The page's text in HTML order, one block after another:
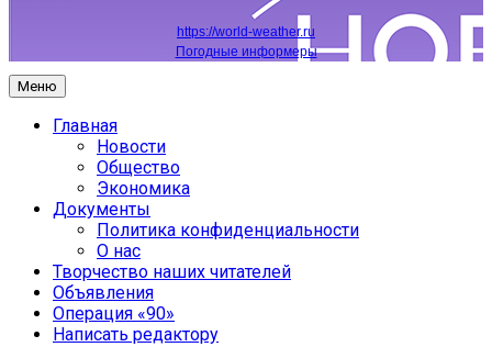
https://world-weather.ru
Погодные информеры
Меню
Главная
Новости
Общество
Экономика
Документы
Политика конфиденциальности
О нас
Творчество наших читателей
Объявления
Операция «90»
Написать редактору